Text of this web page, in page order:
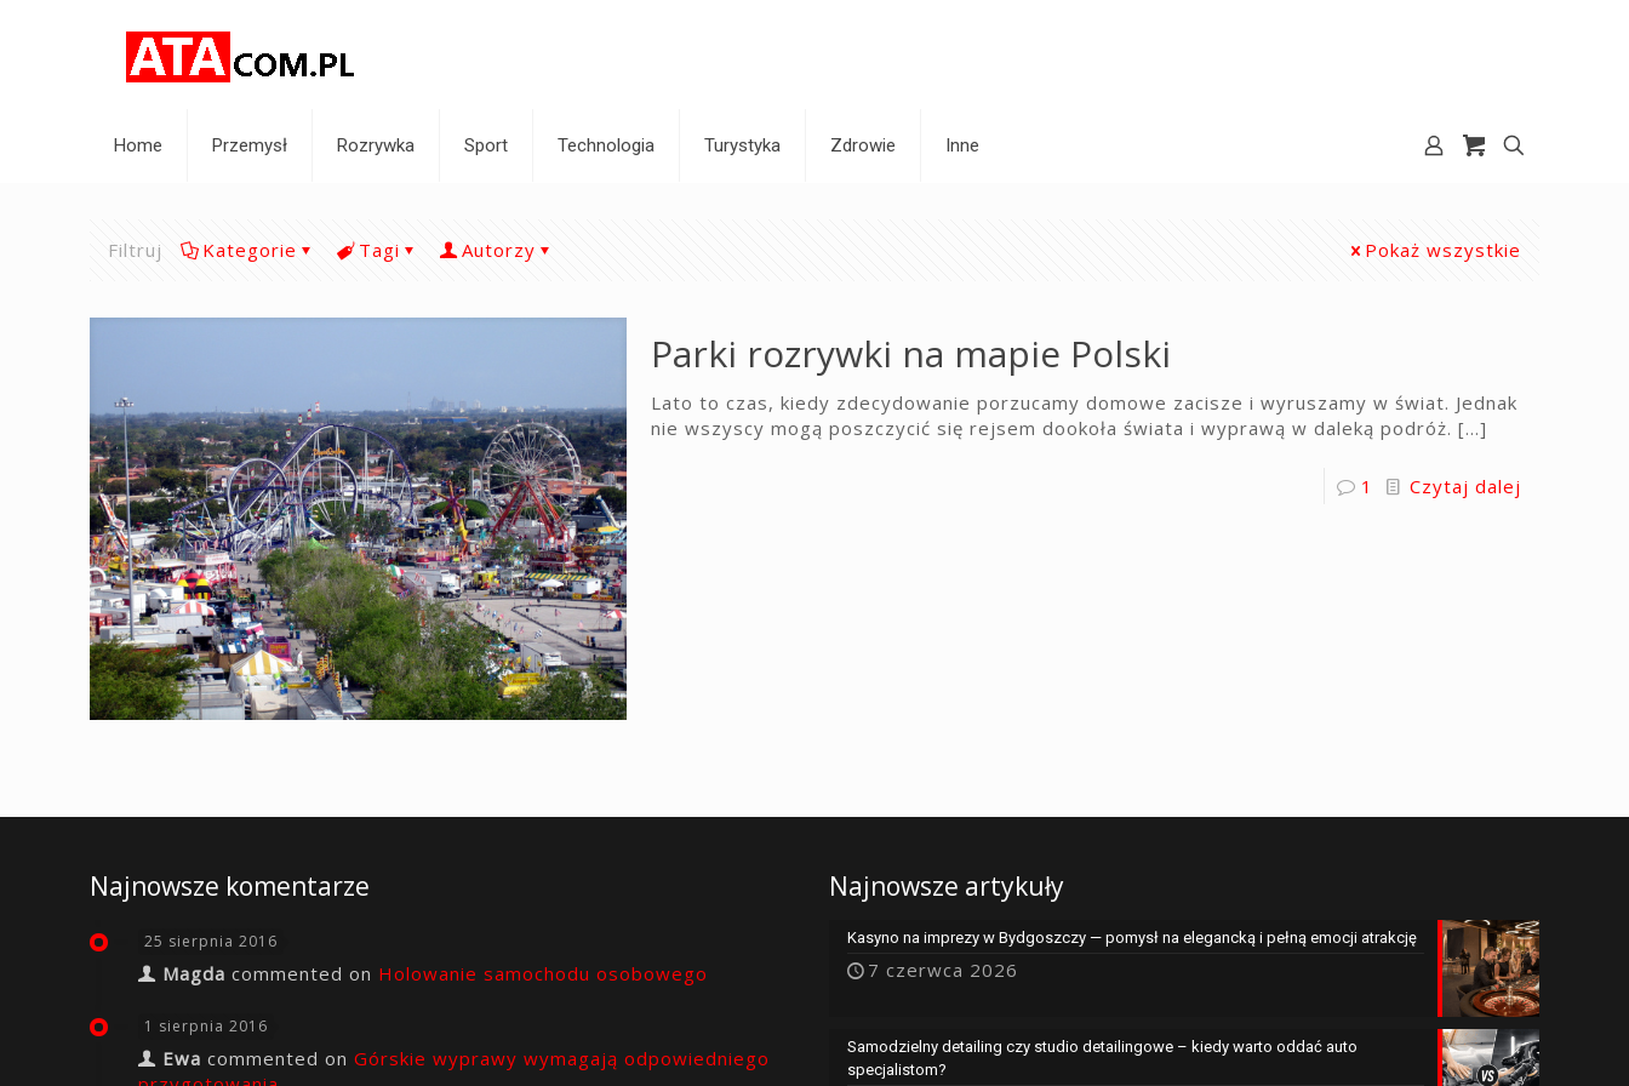
Home Przemysł Rozrywka Sport Technologia Turystyka Zdrowie Inne
Filtruj Kategorie Tagi Autorzy Pokaż wszystkie
Parki rozrywki na mapie Polski
Lato to czas, kiedy zdecydowanie porzucamy domowe zacisze i wyruszamy w świat. Jednak
nie wszyscy mogą poszczycić się rejsem dookoła świata i wyprawą w daleką podróż. […]
1 Czytaj dalej
Najnowsze komentarze
25 sierpnia 2016
Magda commented on Holowanie samochodu osobowego
1 sierpnia 2016
Ewa commented on Górskie wyprawy wymagają odpowiedniego
Najnowsze artykuły
Kasyno na imprezy w Bydgoszczy — pomysł na elegancką i pełną emocji atrakcję
7 czerwca 2026
Samodzielny detailing czy studio detailingowe – kiedy warto oddać auto
specjalistom?